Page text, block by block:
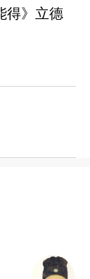
得》立德